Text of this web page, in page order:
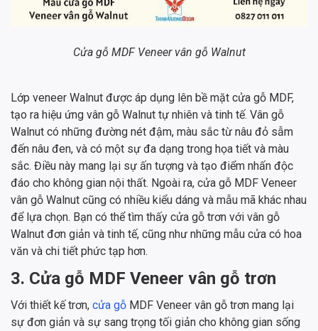
Cửa gỗ MDF Veneer vân gỗ Walnut
Lớp veneer Walnut được áp dụng lên bề mặt cửa gỗ MDF,
tạo ra hiệu ứng vân gỗ Walnut tự nhiên và tinh tế. Vân gỗ
Walnut có những đường nét đậm, màu sắc từ nâu đỏ sẫm
đến nâu đen, và có một sự đa dạng trong họa tiết và màu
sắc. Điều này mang lại sự ấn tượng và tạo điểm nhấn độc
đáo cho không gian nội thất. Ngoài ra, cửa gỗ MDF Veneer
vân gỗ Walnut cũng có nhiều kiểu dáng và mẫu mã khác nhau
để lựa chọn. Bạn có thể tìm thấy cửa gỗ trơn với vân gỗ
Walnut đơn giản và tinh tế, cũng như những mẫu cửa có hoa
văn và chi tiết phức tạp hơn.
3. Cửa gỗ MDF Veneer vân gỗ trơn
Với thiết kế trơn, cửa gỗ MDF Veneer vân gỗ trơn mang lại
sự đơn giản và sự sang trọng tối giản cho không gian sống